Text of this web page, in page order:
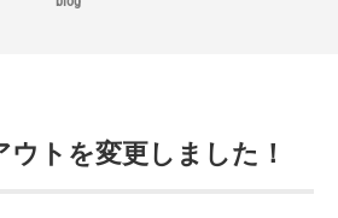
トを変更しました！